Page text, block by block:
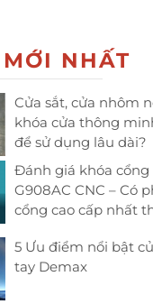
NHẤT
Cửa sắt, cửa nhôm
khóa cửa thông
để sử dụng lâu dài?
Đánh giá khóa cổng
G908AC CNC – Có
cổng cao cấp nhất
5 Ưu điểm nổi bật
tay Demax